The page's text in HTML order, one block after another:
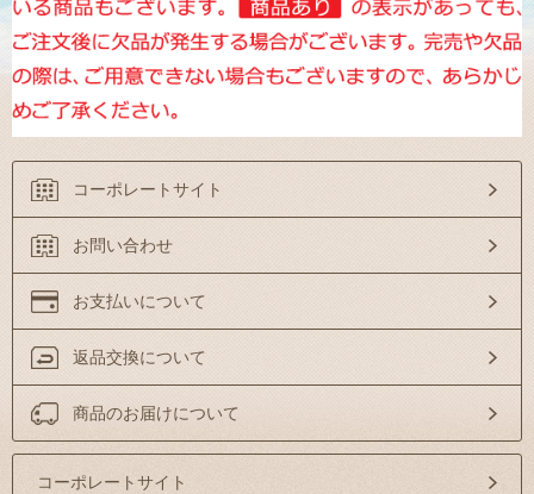
コーポレートサイト
お問い合わせ
お支払いについて
返品交換について
商品のお届けについて
コーポレートサイト